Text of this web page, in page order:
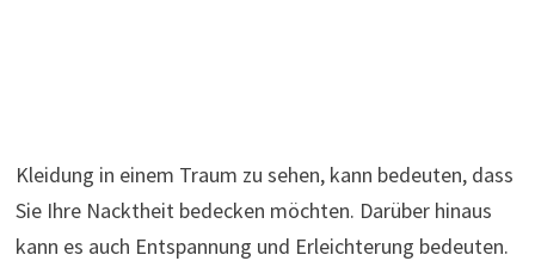
Kleidung in einem Traum zu sehen, kann bedeuten, dass
Sie Ihre Nacktheit bedecken möchten. Darüber hinaus
kann es auch Entspannung und Erleichterung bedeuten.